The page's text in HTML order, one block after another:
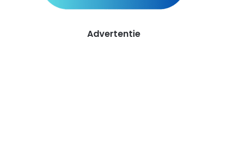
Advertentie